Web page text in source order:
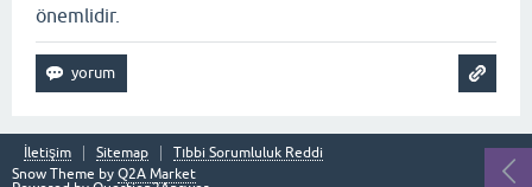
önemlidir.
İletişim Sitemap
Tıbbi Sorumluluk Reddi
Snow Theme by Q2A Market